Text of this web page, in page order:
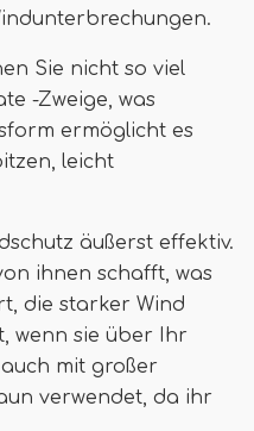
Sie nicht so viel
-Zweige, was
ermöglicht es
leicht
äußerst effektiv.
ihnen schafft, was
die starker Wind
wenn sie über Ihr
mit großer
verwendet, da ihr